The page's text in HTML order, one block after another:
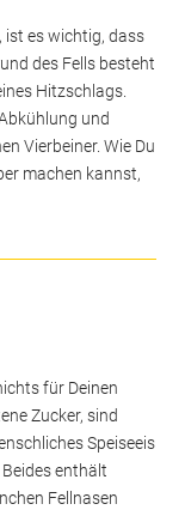
ist es wichtig, dass
des Fells besteht
Hitzschlags.
und
Vierbeiner. Wie Du
machen kannst,
für Deinen
Zucker, sind
Speiseeis
enthält
Fellnasen